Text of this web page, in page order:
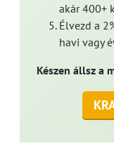
akár 400+
Élvezd a
havi vagy
Készen állsz a